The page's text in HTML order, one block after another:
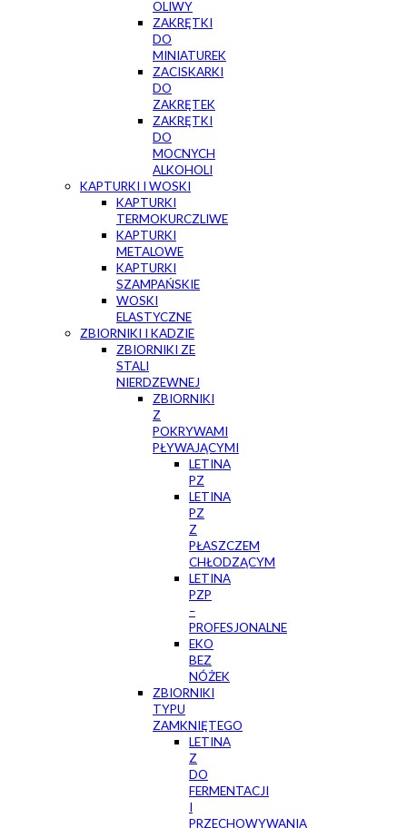
OLIWY
ZAKRĘTKI
DO
MINIATUREK
ZACISKARKI
DO
ZAKRĘTEK
ZAKRĘTKI
DO
MOCNYCH
ALKOHOLI
KAPTURKI I WOSKI
KAPTURKI
TERMOKURCZLIWE
KAPTURKI
METALOWE
KAPTURKI
SZAMPAŃSKIE
WOSKI
ELASTYCZNE
ZBIORNIKI I KADZIE
ZBIORNIKI ZE
STALI
NIERDZEWNEJ
ZBIORNIKI
Z
POKRYWAMI
PŁYWAJĄCYMI
LETINA
PZ
LETINA
PZ
Z
PŁASZCZEM
CHŁODZĄCYM
LETINA
PZP
–
PROFESJONALNE
EKO
BEZ
NÓŻEK
ZBIORNIKI
TYPU
ZAMKNIĘTEGO
LETINA
Z
DO
FERMENTACJI
I
PRZECHOWYWANIA